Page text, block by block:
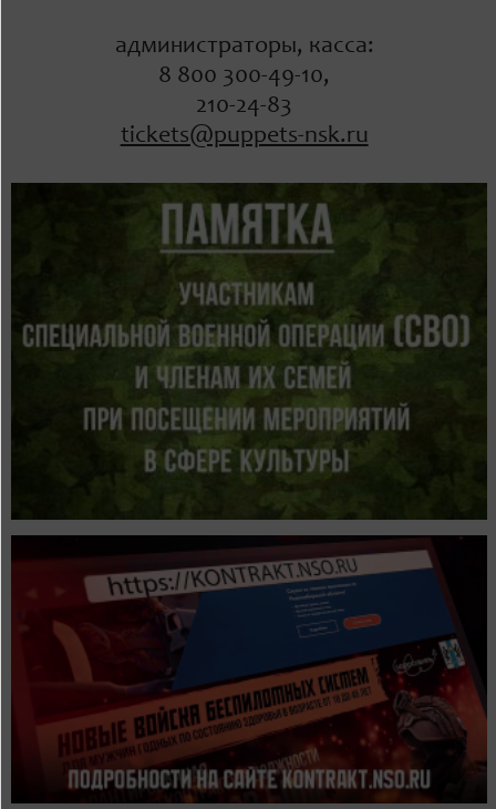
администраторы, касса:
8 800 300-49-10,
210-24-83
tickets@puppets-nsk.ru